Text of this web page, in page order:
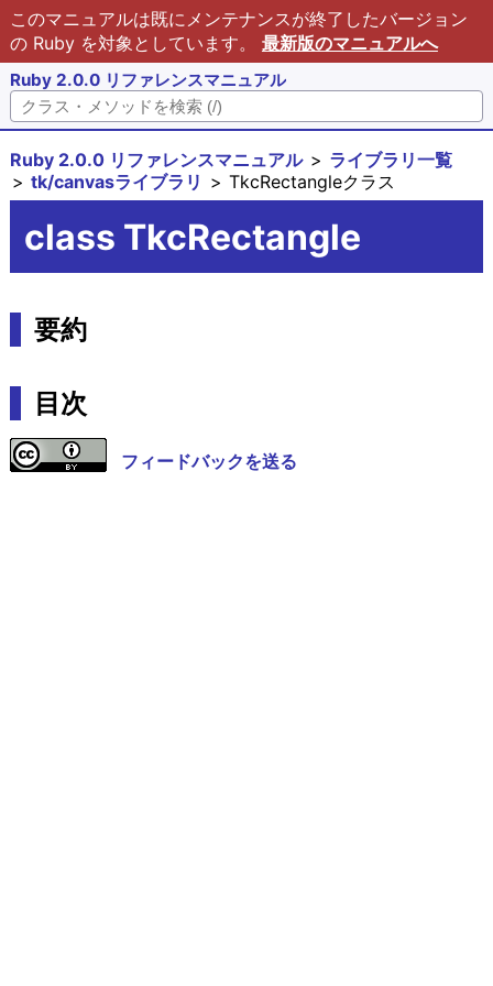
このマニュアルは既にメンテナンスが終了したバージョン
の Ruby を対象としています。 最新版のマニュアルへ
Ruby 2.0.0 リファレンスマニュアル
Ruby 2.0.0 リファレンスマニュアル
ライブラリ一覧
tk/canvasライブラリ
TkcRectangleクラス
class TkcRectangle
要約
目次
フィードバックを送る